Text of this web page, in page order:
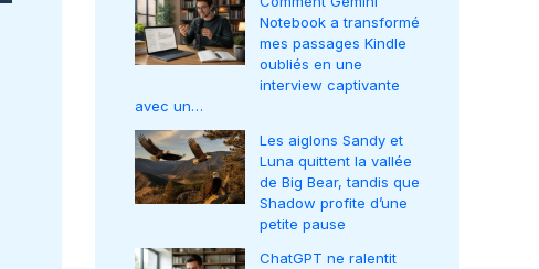
Notebook a transformé
mes passages Kindle
oubliés en une
interview captivante
avec un…
Les aiglons Sandy et
Luna quittent la vallée
de Big Bear, tandis que
Shadow profite d’une
petite pause
ChatGPT ne ralentit